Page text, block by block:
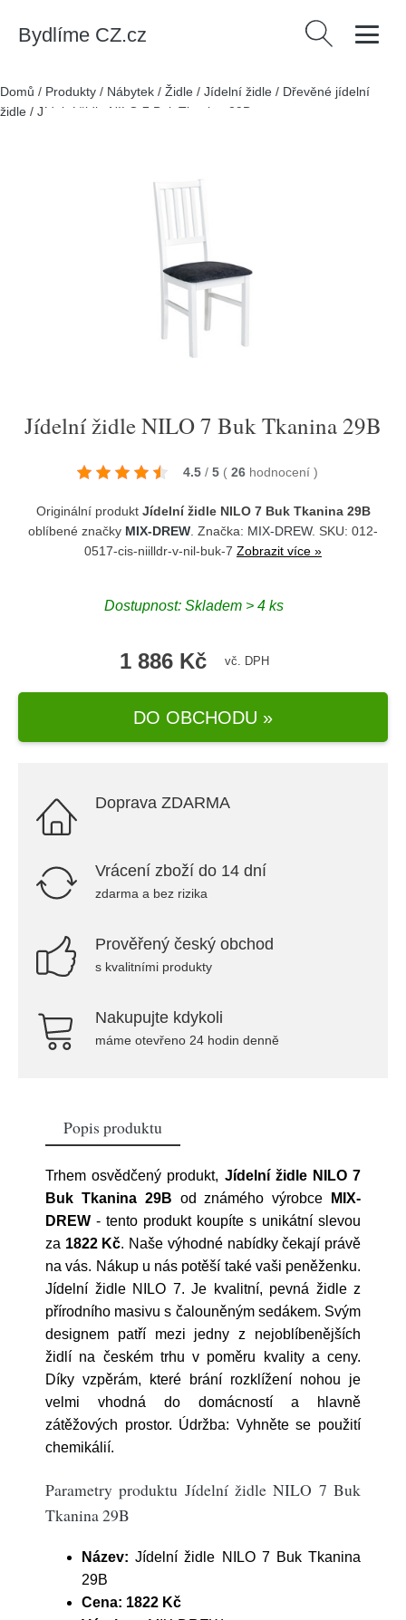
Bydlíme CZ.cz Vyhledávání
Domů / Produkty / Nábytek / Židle / Jídelní židle / Dřevěné jídelní
židle / Jídelní židle NILO 7 Buk Tkanina 29B
Jídelní židle NILO 7 Buk Tkanina 29B
4.5 / 5 ( 26 hodnocení )
Originální produkt Jídelní židle NILO 7 Buk Tkanina 29B
oblíbené značky MIX-DREW . Značka: MIX-DREW. SKU: 012-
0517-cis-niilldr-v-nil-buk-7 Zobrazit více »
Dostupnost: Skladem > 4 ks
1 886 Kč vč. DPH
DO OBCHODU »
Doprava ZDARMA
Vrácení zboží do 14 dní
zdarma a bez rizika
Prověřený český obchod
s kvalitními produkty
Nakupujte kdykoli
máme otevřeno 24 hodin denně
Popis produktu
Trhem osvědčený produkt, Jídelní židle NILO 7
Buk Tkanina 29B od známého výrobce
MIX-
DREW - tento produkt koupíte s unikátní slevou
za 1822 Kč. Naše výhodné nabídky čekají právě
na vás. Nákup u nás potěší také vaši peněženku.
Jídelní židle NILO 7. Je kvalitní, pevná židle z
přírodního masivu s čalouněným sedákem. Svým
designem patří mezi jedny z nejoblíbenějších
židlí na českém trhu v poměru kvality a ceny.
Díky vzpěrám, které brání rozklížení nohou je
velmi vhodná do domácností a hlavně
zátěžových prostor. Údržba: Vyhněte se použití
chemikálií.
Parametry produktu Jídelní židle NILO 7 Buk
Tkanina 29B
Název: Jídelní židle NILO 7 Buk Tkanina
29B
Cena: 1822 Kč